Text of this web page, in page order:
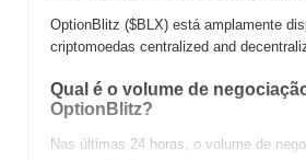
OptionBlitz ($BLX) está amplamente
criptomoedas centralized and
Qual é o volume de
OptionBlitz?
Nas últimas 24 horas, o volume de